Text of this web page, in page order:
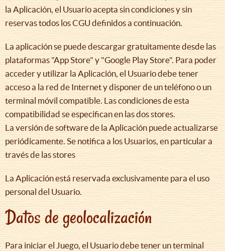
la Aplicación, el Usuario acepta sin condiciones y sin
reservas todos los CGU definidos a continuación.
La aplicación se puede descargar gratuitamente desde las
plataformas "App Store" y "Google Play Store". Para poder
acceder y utilizar la Aplicación, el Usuario debe tener
acceso a la red de Internet y disponer de un teléfono o un
terminal móvil compatible. Las condiciones de esta
compatibilidad se especifican en las dos stores.
La versión de software de la Aplicación puede actualizarse
periódicamente. Se notifica a los Usuarios, en particular a
través de las stores
La Aplicación está reservada exclusivamente para el uso
personal del Usuario.
Datos de geolocalización
Para iniciar el Juego, el Usuario debe tener un terminal